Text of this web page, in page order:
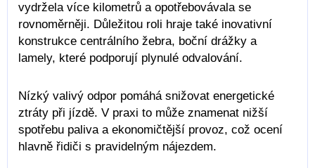
vydržela více kilometrů a opotřebovávala se
rovnoměrněji. Důležitou roli hraje také inovativní
konstrukce centrálního žebra, boční drážky a
lamely, které podporují plynulé odvalování.
Nízký valivý odpor pomáhá snižovat energetické
ztráty při jízdě. V praxi to může znamenat nižší
spotřebu paliva a ekonomičtější provoz, což ocení
hlavně řidiči s pravidelným nájezdem.